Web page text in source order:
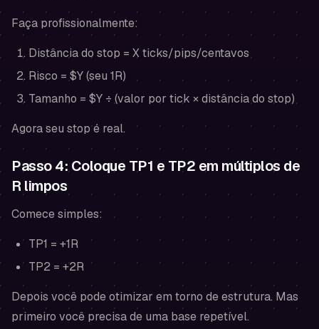
Faça profissionalmente:
Distância do stop = X ticks/pips/centavos
Risco = $Y (seu 1R)
Tamanho = $Y ÷ (valor por tick × distância do stop)
Agora seu stop é real.
Passo 4: Coloque TP1 e TP2 em múltiplos de
R limpos
Comece simples:
TP1 = +1R
TP2 = +2R
Depois você pode otimizar em torno de estrutura. Mas
primeiro você precisa de uma base repetível.